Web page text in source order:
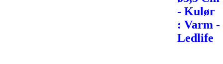
- Kulør
: Varm -
Ledlife